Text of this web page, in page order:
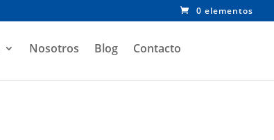
0 elementos
Nosotros Blog Contacto